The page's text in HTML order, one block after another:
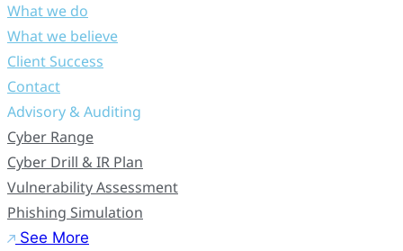
What we do
What we believe
Client Success
Contact
Advisory & Auditing
Cyber Range
Cyber Drill & IR Plan
Vulnerability Assessment
Phishing Simulation
See More